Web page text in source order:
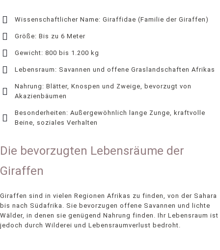
Wissenschaftlicher Name: Giraffidae (Familie der Giraffen)
Größe: Bis zu 6 Meter
Gewicht: 800 bis 1.200 kg
Lebensraum: Savannen und offene Graslandschaften Afrikas
Nahrung: Blätter, Knospen und Zweige, bevorzugt von
Akazienbäumen
Besonderheiten: Außergewöhnlich lange Zunge, kraftvolle
Beine, soziales Verhalten
Die bevorzugten Lebensräume der
Giraffen
Giraffen sind in vielen Regionen Afrikas zu finden, von der Sahara
bis nach Südafrika. Sie bevorzugen offene Savannen und lichte
Wälder, in denen sie genügend Nahrung finden. Ihr Lebensraum ist
jedoch durch Wilderei und Lebensraumverlust bedroht.